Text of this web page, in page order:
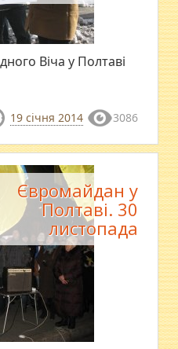
Віча у Полтаві
19 січня 2014 3086
Євромайдан у
Полтаві. 30
листопада